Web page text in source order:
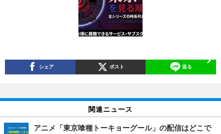
シェア ポスト 送る
関連ニュース
アニメ「東京喰種トーキョーグール」の配信はどこで